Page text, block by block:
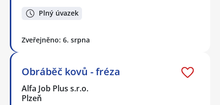
Plný úvazek
Zveřejněno: 6. srpna
Obráběč kovů - fréza
Alfa Job Plus s.r.o.
Plzeň